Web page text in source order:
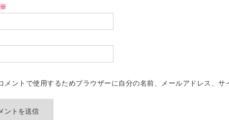
※
メントで使用するためブラウザーに自分の名前、メールアドレス、サ